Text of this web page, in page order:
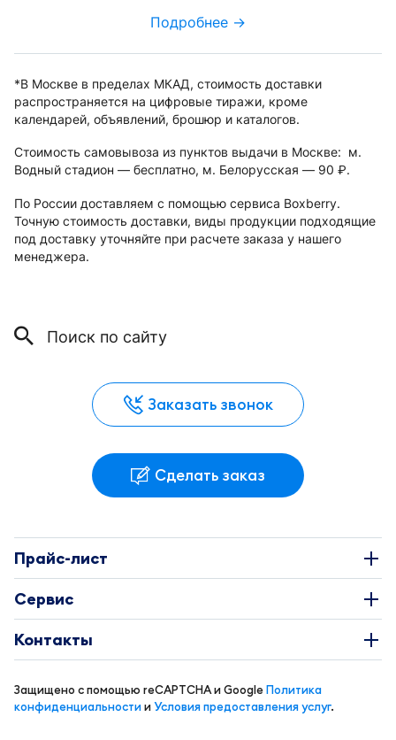
Подробнее →
*В Москве в пределах МКАД, стоимость доставки
распространяется на цифровые тиражи, кроме
календарей, объявлений, брошюр и каталогов.
Стоимость самовывоза из пунктов выдачи в Москве: м.
Водный стадион — бесплатно, м. Белорусская — 90 руб..
По России доставляем с помощью сервиса Boxberry.
Точную стоимость доставки, виды продукции подходящие
под доставку уточняйте при расчете заказа у нашего
менеджера.
Заказать звонок
Сделать заказ
Прайс-лист
Этикетки
Буклеты
Визитки
Сервис
Требования к макетам
Доставка и оплата
Контакты
info@coral-print.ru
Защищено с помощью reCAPTCHA и GoogleПолитика
конфиденциальностииУсловия предоставления услуг.